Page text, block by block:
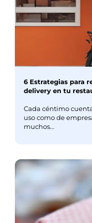
6 Estrategias para
delivery en tu
Cada céntimo
uso como de
muchos...